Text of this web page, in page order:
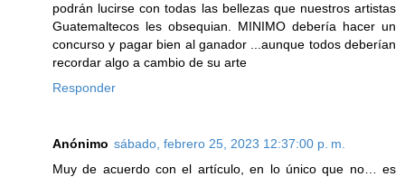
podrán lucirse con todas las bellezas que nuestros artistas
Guatemaltecos les obsequian. MINIMO debería hacer un
concurso y pagar bien al ganador ...aunque todos deberían
recordar algo a cambio de su arte
Responder
Anónimo sábado, febrero 25, 2023 12:37:00 p. m.
Muy de acuerdo con el artículo, en lo único que no… es